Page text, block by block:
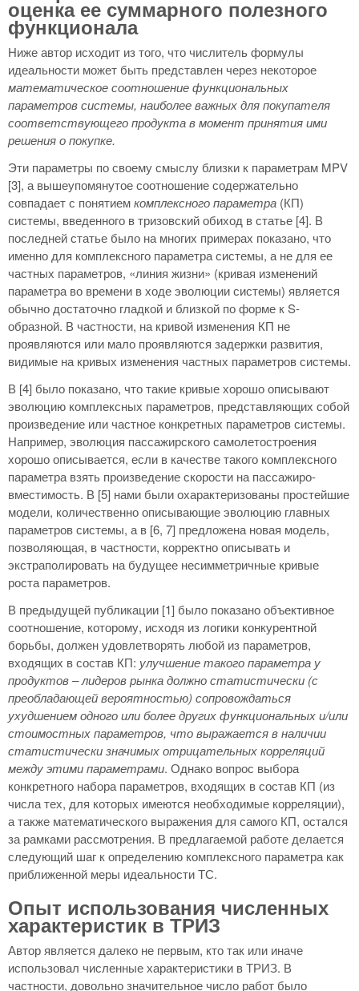
оценка ее суммарного полезного
функционала
Ниже автор исходит из того, что числитель формулы
идеальности может быть представлен через некоторое
математическое соотношение функциональных
параметров системы, наиболее важных для покупателя
соответствующего продукта в момент принятия ими
решения о покупке.
Эти параметры по своему смыслу близки к параметрам MPV
[3], а вышеупомянутое соотношение содержательно
совпадает с понятиемкомплексного параметра (КП)
системы, введенного в тризовский обиход в статье [4]. В
последней статье было на многих примерах показано, что
именно для комплексного параметра системы, а не для ее
частных параметров, «линия жизни» (кривая изменений
параметра во времени в ходе эволюции системы) является
обычно достаточно гладкой и близкой по форме к S-
образной. В частности, на кривой изменения КП не
проявляются или мало проявляются задержки развития,
видимые на кривых изменения частных параметров системы.
В [4] было показано, что такие кривые хорошо описывают
эволюцию комплексных параметров, представляющих собой
произведение или частное конкретных параметров системы.
Например, эволюция пассажирского самолетостроения
хорошо описывается, если в качестве такого комплексного
параметра взять произведение скорости на пассажиро-
вместимость. В [5] нами были охарактеризованы простейшие
модели, количественно описывающие эволюцию главных
параметров системы, а в [6, 7] предложена новая модель,
позволяющая, в частности, корректно описывать и
экстраполировать на будущее несимметричные кривые
роста параметров.
В предыдущей публикации [1] было показано объективное
соотношение, которому, исходя из логики конкурентной
борьбы, должен удовлетворять любой из параметров,
входящих в состав КП: улучшение такого параметра у
продуктов – лидеров рынка должно статистически (с
преобладающей вероятностью) сопровождаться
ухудшением одного или более других функциональных и/или
стоимостных параметров, что выражается в наличии
статистически значимых отрицательных корреляций
между этими параметрами. Однако вопрос выбора
конкретного набора параметров, входящих в состав КП (из
числа тех, для которых имеются необходимые корреляции),
а также математического выражения для самого КП, остался
за рамками рассмотрения. В предлагаемой работе делается
следующий шаг к определению комплексного параметра как
приближенной меры идеальности ТС.
Опыт использования численных
характеристик в ТРИЗ
Автор является далеко не первым, кто так или иначе
использовал численные характеристики в ТРИЗ. В
частности, довольно значительное число работ было